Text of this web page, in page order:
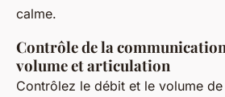
calme.
Contrôle de la
volume et articulation
Contrôlez le débit et le volume